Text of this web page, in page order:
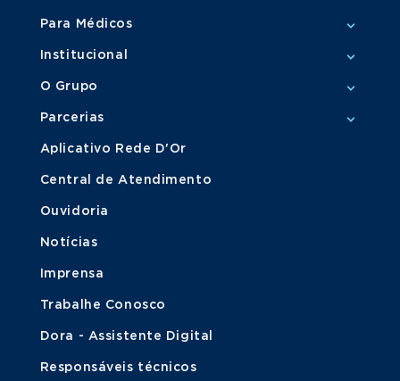
Para Médicos
Institucional
O Grupo
Parcerias
Aplicativo Rede D'Or
Central de Atendimento
Ouvidoria
Notícias
Imprensa
Trabalhe Conosco
Dora - Assistente Digital
Responsáveis técnicos